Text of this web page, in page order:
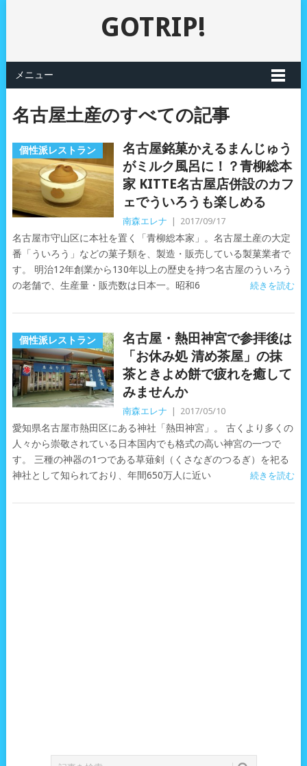
GOTRIP!
メニュー
名古屋土産のすべての記事
個性派レストラン
名古屋銘菓かえるまんじゅう
がミルク風呂に！？青柳総本
家 KITTE名古屋店併設のカフ
ェでういろうも楽しめる
南森エレナ 2017/09/17
名古屋市守山区に本社を置く「青柳総本家」。名古屋土産の大定
番「ういろう」などの菓子類を、製造・販売している製菓業者で
す。 明治12年創業から130年以上の歴史を持つ名古屋のういろう
の老舗で、生産量・販売数は日本一。昭和6
続きを読む
個性派レストラン
名古屋・熱田神宮で参拝後は
「お休み処 清め茶屋」の抹
茶ときよめ餅で疲れを癒して
みませんか
南森エレナ 2017/05/10
愛知県名古屋市熱田区にある神社「熱田神宮」。 古くより多くの
人々から崇敬されている日本国内でも格式の高い神宮の一つで
す。 三種の神器の1つである草薙剣（くさなぎのつるぎ）を祀る
神社として知られており、年間650万人に近い
続きを読む